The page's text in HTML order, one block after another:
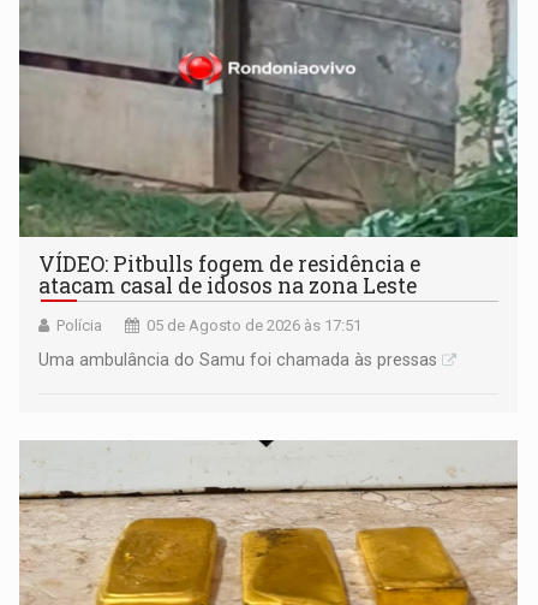
VÍDEO: Pitbulls fogem de residência e
atacam casal de idosos na zona Leste
Polícia 05 de Agosto de 2026 às 17:51
Uma ambulância do Samu foi chamada às pressas